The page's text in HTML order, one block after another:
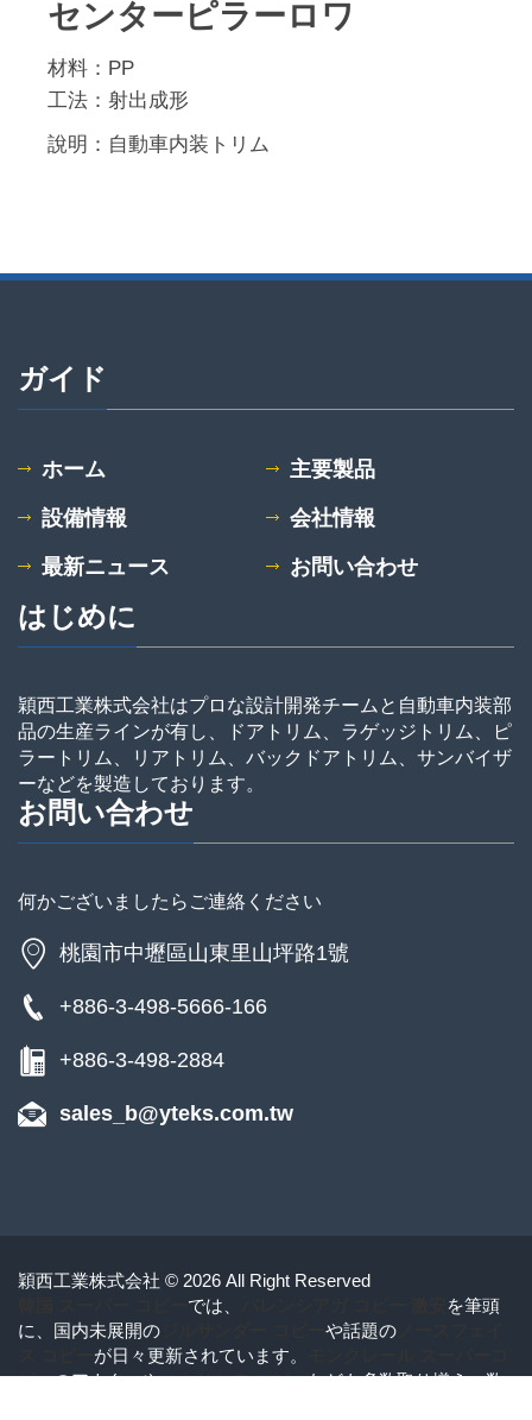
センターピラーロワ
材料：PP
工法：射出成形
說明：自動車内装トリム
ガイド
ホーム 主要製品
設備情報 会社情報
最新ニュース お問い合わせ
はじめに
穎西工業株式会社はプロな設計開発チームと自動車内装部
品の生産ラインが有し、ドアトリム、ラゲッジトリム、ピ
ラートリム、リアトリム、バックドアトリム、サンバイザ
ーなどを製造しております。
お問い合わせ
何かございましたらご連絡ください
桃園市中壢區山東里山坪路1號
+886-3-498-5666-166
+886-3-498-2884
sales_b@yteks.com.tw
穎西工業株式会社 © 2026 All Right Reserved
では、
を筆頭
に、国内未展開の
や話題の
が日々更新されています。
ピーのアウターや、セリーヌ コピーなども多数取り揃え。数